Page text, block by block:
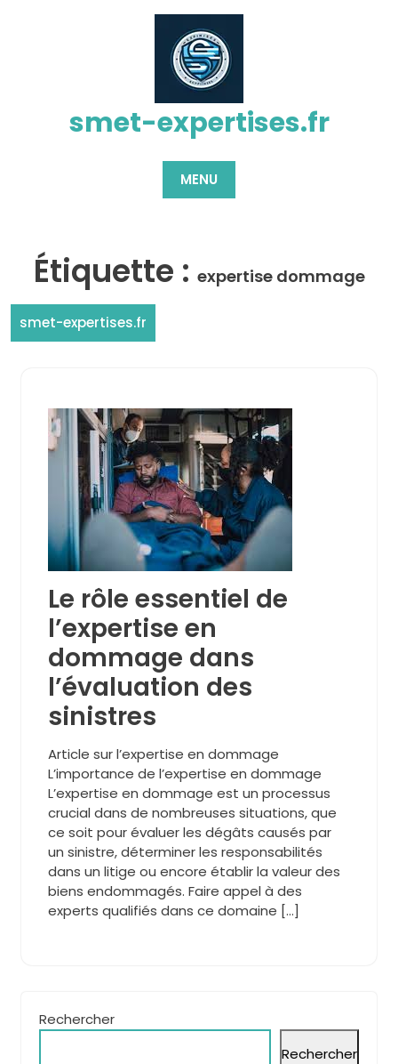
smet-expertises.fr
MENU
Étiquette : expertise dommage
smet-expertises.fr
Le rôle essentiel de
l’expertise en
dommage dans
l’évaluation des
sinistres
Article sur l’expertise en dommage
L’importance de l’expertise en dommage
L’expertise en dommage est un processus
crucial dans de nombreuses situations, que
ce soit pour évaluer les dégâts causés par
un sinistre, déterminer les responsabilités
dans un litige ou encore établir la valeur des
biens endommagés. Faire appel à des
experts qualifiés dans ce domaine […]
Rechercher
Rechercher